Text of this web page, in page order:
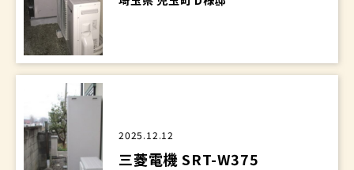
2025.12.12
三菱電機 SRT-W375